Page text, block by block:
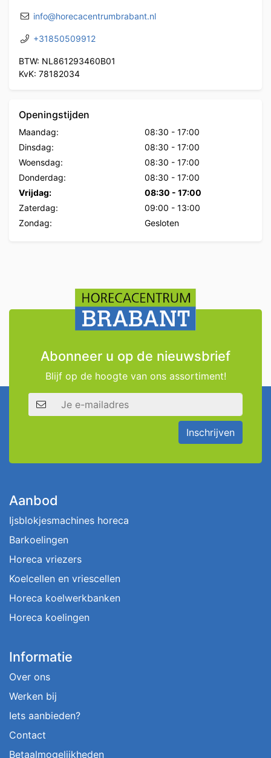
info@horecacentrumbrabant.nl
+31850509912
BTW: NL861293460B01
KvK: 78182034
Openingstijden
Maandag: 08:30 - 17:00
Dinsdag:
08:30 - 17:00
Woensdag:
08:30 - 17:00
Donderdag:
08:30 - 17:00
Vrijdag:
08:30 - 17:00
Zaterdag:
09:00 - 13:00
Zondag:
Gesloten
Abonneer u op de nieuwsbrief
Blijf op de hoogte van ons assortiment!
E-mailadres
Inschrijven
Aanbod
Ijsblokjesmachines horeca
Barkoelingen
Horeca vriezers
Koelcellen en vriescellen
Horeca koelwerkbanken
Horeca koelingen
Informatie
Over ons
Werken bij
Iets aanbieden?
Contact
Betaalmogelijkheden